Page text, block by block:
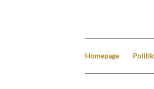
Homepage Politik